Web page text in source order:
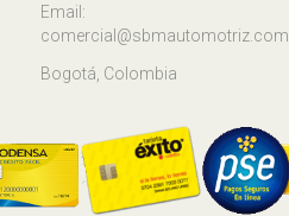
Email:
Bogotá, Colombia